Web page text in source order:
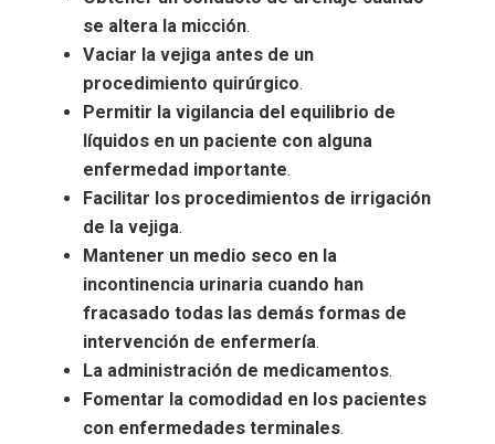
se altera la micción.
Vaciar la vejiga antes de un
procedimiento quirúrgico.
Permitir la vigilancia del equilibrio de
líquidos en un paciente con alguna
enfermedad importante.
Facilitar los procedimientos de irrigación
de la vejiga.
Mantener un medio seco en la
incontinencia urinaria cuando han
fracasado todas las demás formas de
intervención de enfermería.
La administración de medicamentos.
Fomentar la comodidad en los pacientes
con enfermedades terminales.